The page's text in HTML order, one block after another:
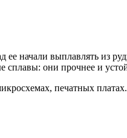
начали выплавлять из
они прочнее и
печатных